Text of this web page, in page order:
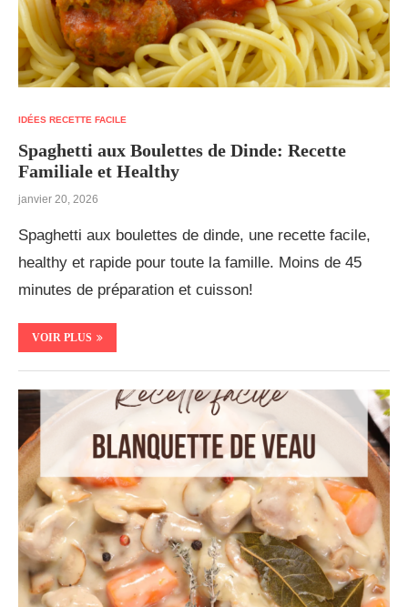
IDÉES RECETTE FACILE
Spaghetti aux Boulettes de Dinde: Recette
Familiale et Healthy
janvier 20, 2026
Spaghetti aux boulettes de dinde, une recette facile,
healthy et rapide pour toute la famille. Moins de 45
minutes de préparation et cuisson!
VOIR PLUS